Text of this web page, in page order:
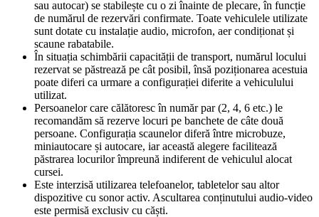
sau autocar) se stabilește cu o zi înainte de plecare, în funcție
de numărul de rezervări confirmate. Toate vehiculele utilizate
sunt dotate cu instalație audio, microfon, aer condiționat și
scaune rabatabile.
În situația schimbării capacității de transport, numărul locului
rezervat se păstrează pe cât posibil, însă poziționarea acestuia
poate diferi ca urmare a configurației diferite a vehiculului
utilizat.
Persoanelor care călătoresc în număr par (2, 4, 6 etc.) le
recomandăm să rezerve locuri pe banchete de câte două
persoane. Configurația scaunelor diferă între microbuze,
miniautocare și autocare, iar această alegere facilitează
păstrarea locurilor împreună indiferent de vehiculul alocat
cursei.
Este interzisă utilizarea telefoanelor, tabletelor sau altor
dispozitive cu sonor activ. Ascultarea conținutului audio-video
este permisă exclusiv cu căști.